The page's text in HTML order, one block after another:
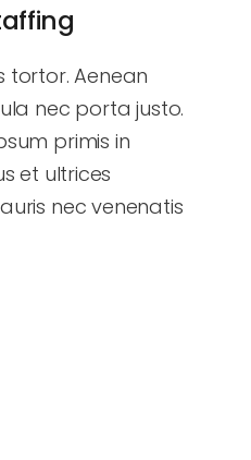
tortor. Aenean
nec porta justo.
primis in
et ultrices
nec venenatis